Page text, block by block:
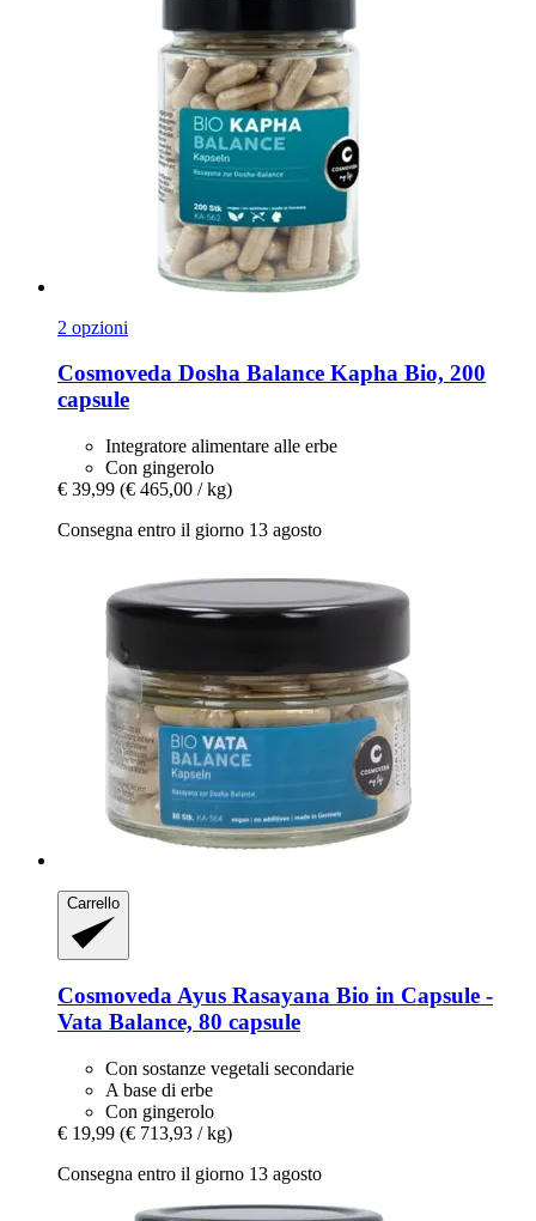
2 opzioni
Cosmoveda Dosha Balance Kapha Bio, 200
capsule
Integratore alimentare alle erbe
Con gingerolo
€ 39,99 (€ 465,00 / kg)
Consegna entro il giorno 13 agosto
Carrello
Cosmoveda Ayus Rasayana Bio in Capsule -​
Vata Balance, 80 capsule
Con sostanze vegetali secondarie
A base di erbe
Con gingerolo
€ 19,99 (€ 713,93 / kg)
Consegna entro il giorno 13 agosto